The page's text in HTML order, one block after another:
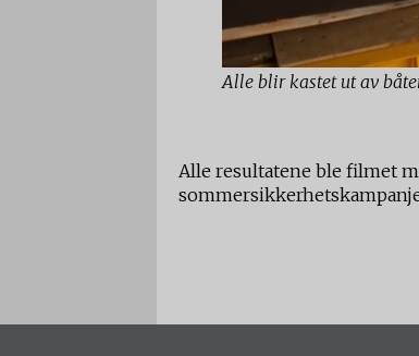
Alle blir kastet ut av
Alle resultatene ble filmet